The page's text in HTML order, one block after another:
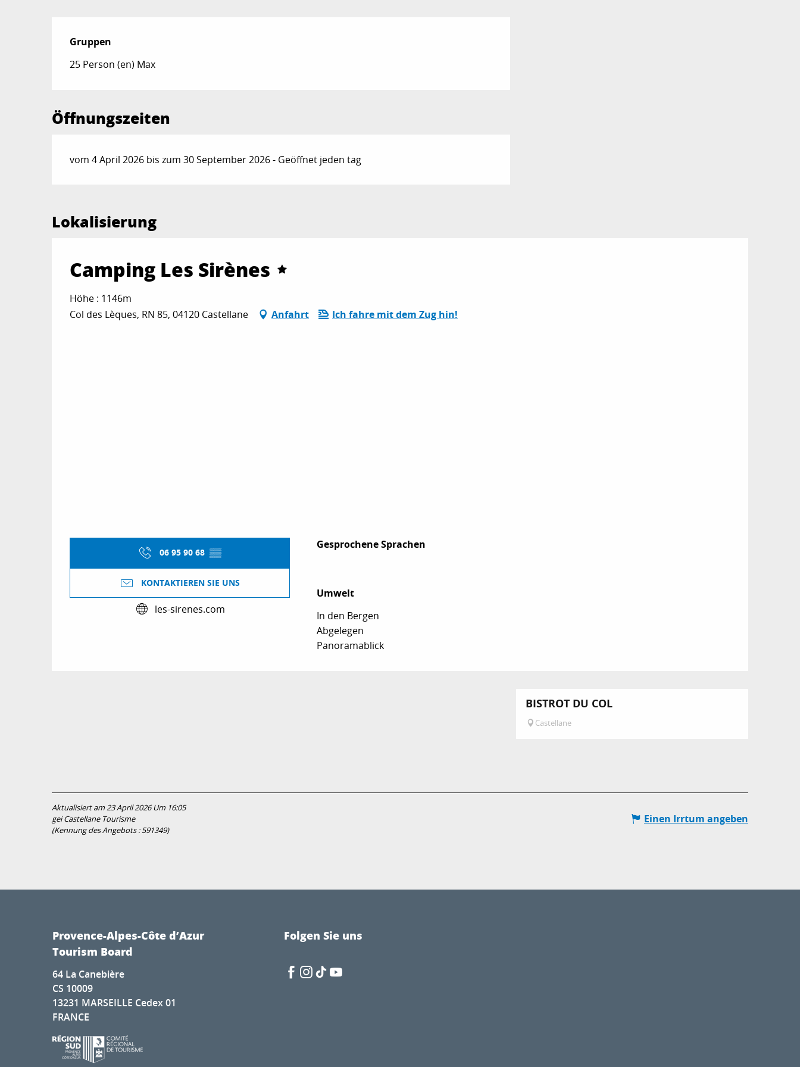
Gruppen
Gruppen
25 Person (en) Max
Öffnungszeiten
vom 4 April 2026 bis zum 30 September 2026 - Geöffnet jeden tag
Lokalisierung
Camping Les Sirènes
Höhe : 1146m
Col des Lèques, RN 85, 04120 Castellane
Anfahrt Ich fahre mit dem Zug hin!
06 95 90 68 ▒▒
KONTAKTIEREN SIE UNS
les-sirenes.com
Gesprochene Sprachen
Gesprochene Sprachen
Umwelt
Umwelt
In den Bergen
Abgelegen
Panoramablick
BISTROT DU COL
Castellane
Aktualisiert am 23 April 2026 Um 16:05
gei Castellane Tourisme
(Kennung des Angebots :591349)
Einen Irrtum angeben
Provence-Alpes-Côte d’Azur
Tourism Board
64 La Canebière
CS 10009
13231 MARSEILLE Cedex 01
FRANCE
Folgen Sie uns